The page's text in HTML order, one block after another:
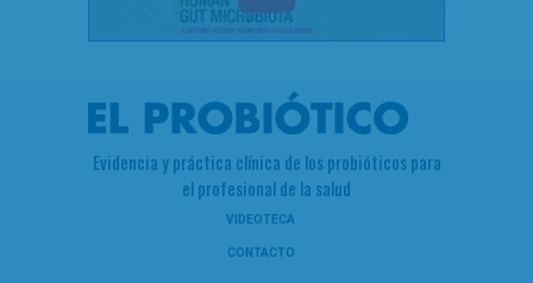
Evidencia y práctica clínica de los probióticos para
el profesional de la salud
VIDEOTECA
CONTACTO